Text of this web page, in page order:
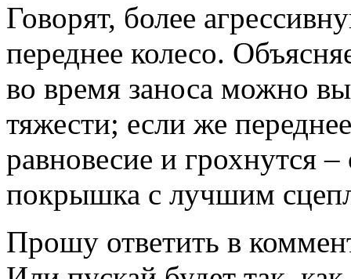
Говорят, более
переднее колесо.
во время заноса можно
тяжести; если же
равновесие и грохнутся
покрышка с лучшим
Прошу ответить в